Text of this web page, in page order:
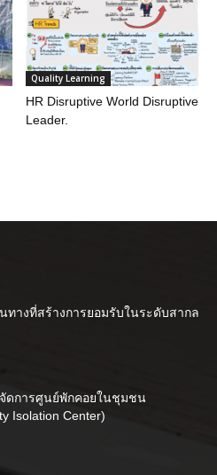
Quality Learning
HR Disruptive World Disruptive
Leader.
ทางที่สร้างการยอมรับในระดับสากล
ดการศูนย์พักคอยในชุมชน
Isolation Center)